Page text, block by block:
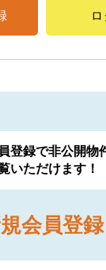
登録で非公開物
いただけます！
会員登録